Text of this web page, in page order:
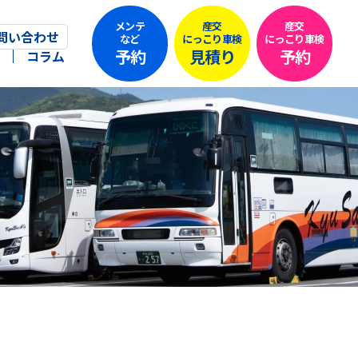
い合わせ
コラム
メンテ
など
予約
産交
にっこり車検
見積り
産交
にっこり車検
予約